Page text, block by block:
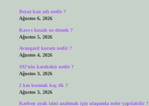
Beyaz kan adı nedir ?
Ağustos 6, 2026
Kavs-ı kuzah ne demek ?
Ağustos 5, 2026
Avangard kuram nedir ?
Ağustos 4, 2026
192’nin karekökü nedir ?
Ağustos 3, 2026
2 km kosmak kaç dk ?
Ağustos 3, 2026
Karbon ayak izini azaltmak için ulaşımda neler yapılabilir ?